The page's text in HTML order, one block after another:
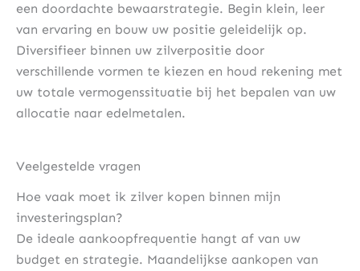
een doordachte bewaarstrategie. Begin klein, leer
van ervaring en bouw uw positie geleidelijk op.
Diversifieer binnen uw zilverpositie door
verschillende vormen te kiezen en houd rekening met
uw totale vermogenssituatie bij het bepalen van uw
allocatie naar edelmetalen.
Veelgestelde vragen
Hoe vaak moet ik zilver kopen binnen mijn
investeringsplan?
De ideale aankoopfrequentie hangt af van uw
budget en strategie. Maandelijkse aankopen van